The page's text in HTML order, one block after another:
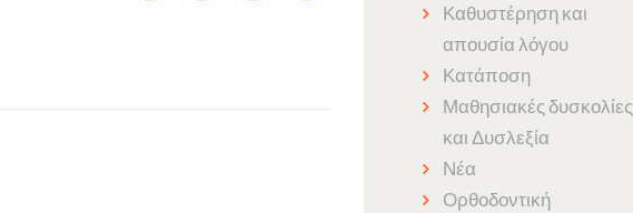
Καθυστέρηση και
απουσία λόγου
Κατάποση
Μαθησιακές δυσκολίες
και Δυσλεξία
Νέα
Ορθοδοντική